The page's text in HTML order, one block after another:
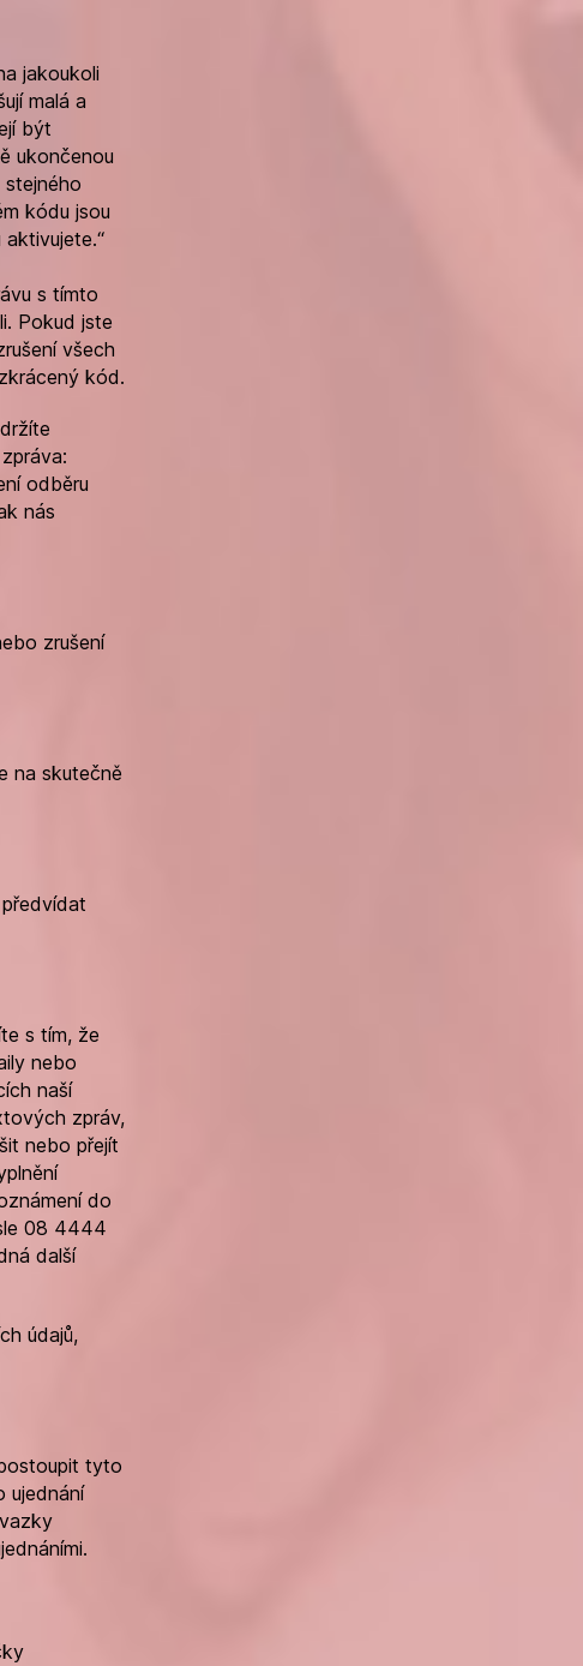
jakoukoli
malá a
být
ukončenou
kódu jsou
s tímto
Pokud jste
všech
kód.
odběru
nás
zrušení
na skutečně
s tím, že
nebo
naší
zpráv,
nebo přejít
do
08 4444
další
údajů,
tyto
ujednání